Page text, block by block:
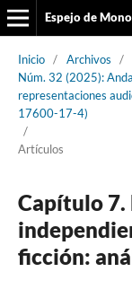
Espejo de
Inicio / Archivos
/
Núm. 32 (2025):
representaciones
17600-17-4)
/
Artículos
Capítulo
ficción: